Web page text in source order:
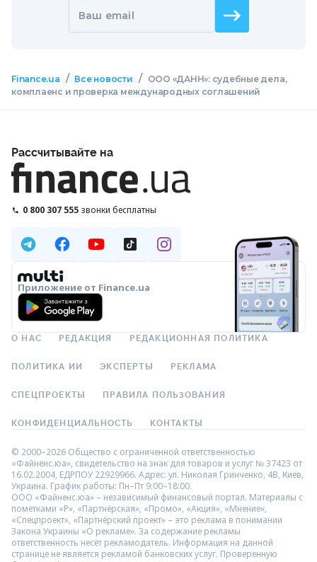
Ваш email
Finance.ua / Все новости /
ООО «ДАНН»: судебные дела,
комплаенс и проверка международных соглашений
Рассчитывайте на
0 800 307 555 звонки бесплатны
Приложение от Finance.ua
О НАС РЕДАКЦИЯ РЕДАКЦИОННАЯ ПОЛИТИКА
ПОЛИТИКА ИИ ЭКСПЕРТЫ РЕКЛАМА
СПЕЦПРОЕКТЫ ПРАВИЛА ПОЛЬЗОВАНИЯ
КОНФИДЕНЦИАЛЬНОСТЬ КОНТАКТЫ
© 2000–2026 Общество с ограниченной ответственностью
«Файненс.юа», свидетельство на знак для товаров и услуг № 37423 от
16.02.2004, ЕДРПОУ 22929966. Адрес: ул. Николая Гринченко, 4В, Киев,
Украина. График работы: Пн–Пт 9:00–18:00.
ООО «Файненс.юа» – независимый финансовый портал. Материалы с
пометками «Р», «Партнёрская», «Промо», «Акция», «Мнение»,
«Спецпроект», «Партнёрский проект» – это реклама в понимании
Закона Украины «О рекламе». За содержание рекламы
ответственность несёт рекламодатель. Информация на данной
странице не является рекламой банковских услуг. Проверенную